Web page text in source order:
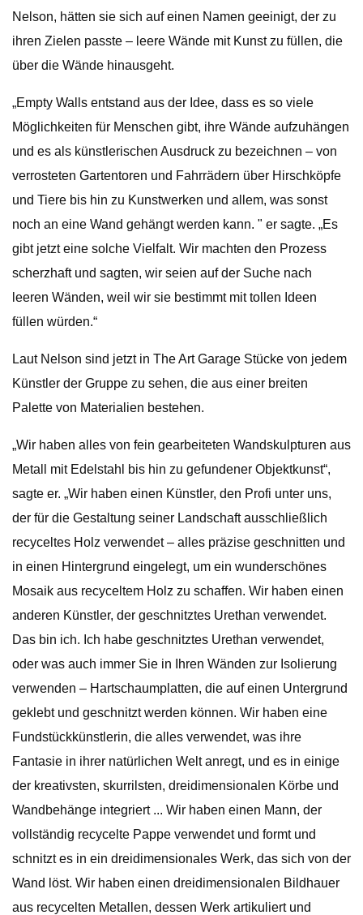
Nelson, hätten sie sich auf einen Namen geeinigt, der zu
ihren Zielen passte – leere Wände mit Kunst zu füllen, die
über die Wände hinausgeht.
„Empty Walls entstand aus der Idee, dass es so viele
Möglichkeiten für Menschen gibt, ihre Wände aufzuhängen
und es als künstlerischen Ausdruck zu bezeichnen – von
verrosteten Gartentoren und Fahrrädern über Hirschköpfe
und Tiere bis hin zu Kunstwerken und allem, was sonst
noch an eine Wand gehängt werden kann. " er sagte. „Es
gibt jetzt eine solche Vielfalt. Wir machten den Prozess
scherzhaft und sagten, wir seien auf der Suche nach
leeren Wänden, weil wir sie bestimmt mit tollen Ideen
füllen würden.“
Laut Nelson sind jetzt in The Art Garage Stücke von jedem
Künstler der Gruppe zu sehen, die aus einer breiten
Palette von Materialien bestehen.
„Wir haben alles von fein gearbeiteten Wandskulpturen aus
Metall mit Edelstahl bis hin zu gefundener Objektkunst“,
sagte er. „Wir haben einen Künstler, den Profi unter uns,
der für die Gestaltung seiner Landschaft ausschließlich
recyceltes Holz verwendet – alles präzise geschnitten und
in einen Hintergrund eingelegt, um ein wunderschönes
Mosaik aus recyceltem Holz zu schaffen. Wir haben einen
anderen Künstler, der geschnitztes Urethan verwendet.
Das bin ich. Ich habe geschnitztes Urethan verwendet,
oder was auch immer Sie in Ihren Wänden zur Isolierung
verwenden – Hartschaumplatten, die auf einen Untergrund
geklebt und geschnitzt werden können. Wir haben eine
Fundstückkünstlerin, die alles verwendet, was ihre
Fantasie in ihrer natürlichen Welt anregt, und es in einige
der kreativsten, skurrilsten, dreidimensionalen Körbe und
Wandbehänge integriert ... Wir haben einen Mann, der
vollständig recycelte Pappe verwendet und formt und
schnitzt es in ein dreidimensionales Werk, das sich von der
Wand löst. Wir haben einen dreidimensionalen Bildhauer
aus recycelten Metallen, dessen Werk artikuliert und